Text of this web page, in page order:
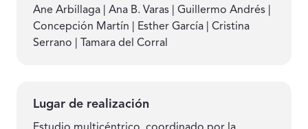
Ane Arbillaga | Ana B. Varas | Guillermo Andrés |
Concepción Martín | Esther García | Cristina
Serrano | Tamara del Corral
Lugar de realización